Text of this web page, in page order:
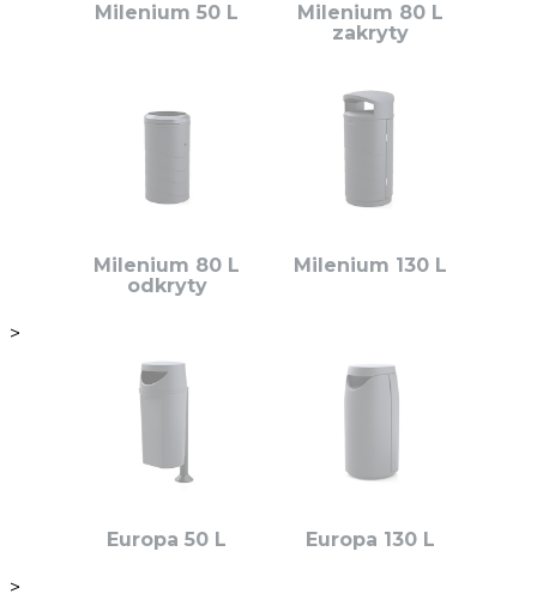
Milenium 50 L
Milenium 80 L
zakryty
Milenium 80 L
odkryty
Milenium 130 L
>
Europa 50 L Europa 130 L
>